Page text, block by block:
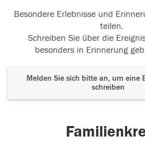
Besondere Erlebnisse und
teilen.
Schreiben Sie über die
besonders in Erinnerung
Melden Sie sich bitte an, um eine
schreiben